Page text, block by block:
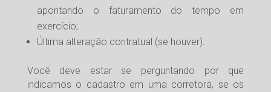
apontando o faturamento do tempo em
exercício;
Última alteração contratual (se houver).
Você deve estar se perguntando por que
indicamos o cadastro em uma corretora, se os